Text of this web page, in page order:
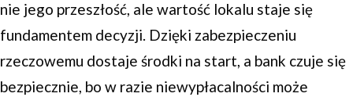
nie jego przeszłość, ale wartość lokalu staje się
fundamentem decyzji. Dzięki zabezpieczeniu
rzeczowemu dostaje środki na start, a bank czuje się
bezpiecznie, bo w razie niewypłacalności może